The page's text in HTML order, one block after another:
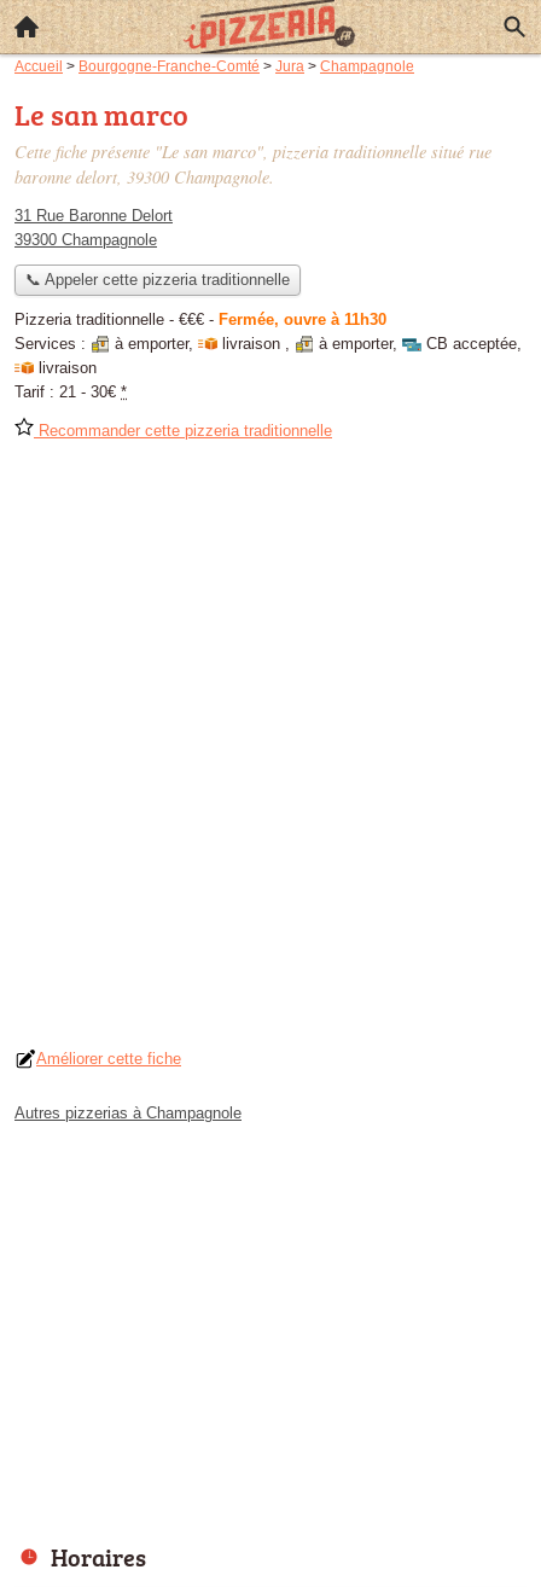
Accueil > Bourgogne-Franche-Comté > Jura > Champagnole
Le san marco
Cette fiche présente "Le san marco", pizzeria traditionnelle situé rue
baronne delort, 39300 Champagnole.
31 Rue Baronne Delort
39300 Champagnole
📞 Appeler cette pizzeria traditionnelle
Pizzeria traditionnelle - €€€ - Fermée, ouvre à 11h30
Services :
à emporter, livraison , à emporter, CB acceptée,
livraison
Tarif : 21 - 30€ *
Recommander cette pizzeria traditionnelle
Améliorer cette fiche
Autres pizzerias à Champagnole
Horaires